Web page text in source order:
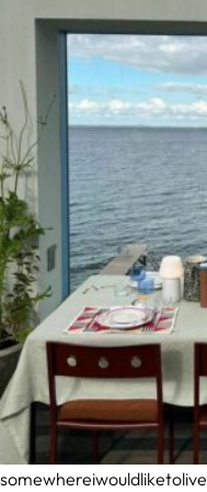
somewhereiwouldliketolive